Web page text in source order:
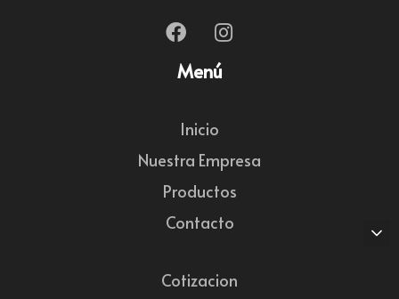
Menú
Inicio
Nuestra Empresa
Productos
Contacto
Cotizacion